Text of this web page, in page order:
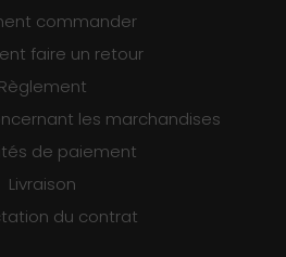
commander
faire un retour
Règlement
les marchandises
de paiement
Livraison
du contrat